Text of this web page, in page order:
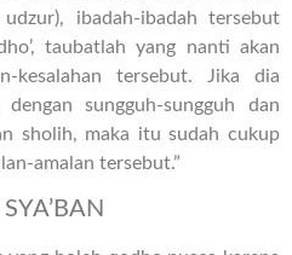
ibadah-ibadah tersebut
taubatlah yang nanti akan
kesalahan tersebut. Jika dia
sungguh-sungguh dan
sholih, maka itu sudah cukup
amalan tersebut.”